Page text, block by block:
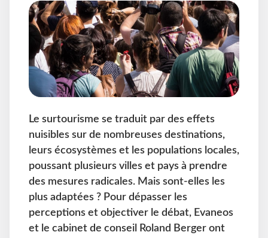
Le surtourisme se traduit par des effets
nuisibles sur de nombreuses destinations,
leurs écosystèmes et les populations locales,
poussant plusieurs villes et pays à prendre
des mesures radicales. Mais sont-elles les
plus adaptées ? Pour dépasser les
perceptions et objectiver le débat, Evaneos
et le cabinet de conseil Roland Berger ont